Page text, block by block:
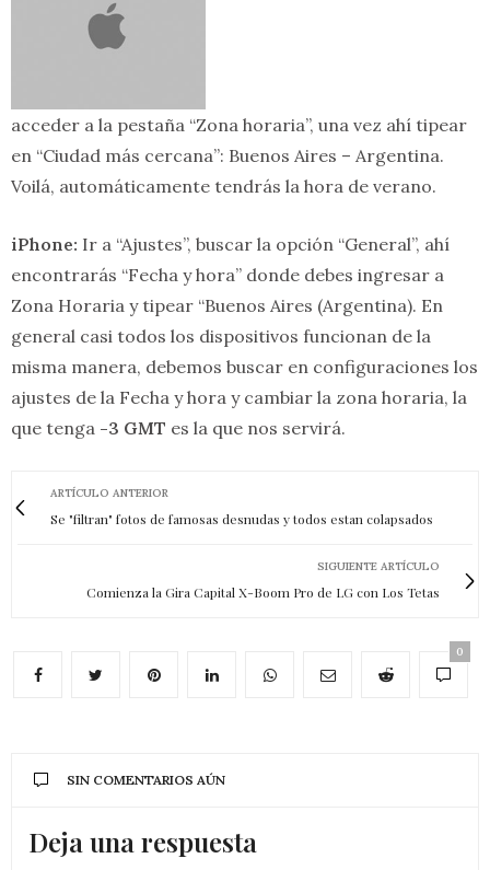
acceder a la pestaña “Zona horaria”, una vez ahí tipear
en “Ciudad más cercana”: Buenos Aires – Argentina.
Voilá, automáticamente tendrás la hora de verano.
iPhone: Ir a “Ajustes”, buscar la opción “General”, ahí
encontrarás “Fecha y hora” donde debes ingresar a
Zona Horaria y tipear “Buenos Aires (Argentina). En
general casi todos los dispositivos funcionan de la
misma manera, debemos buscar en configuraciones los
ajustes de la Fecha y hora y cambiar la zona horaria, la
que tenga -3 GMT es la que nos servirá.
ARTÍCULO ANTERIOR
Se "filtran" fotos de famosas desnudas y todos estan colapsados
SIGUIENTE ARTÍCULO
Comienza la Gira Capital X-Boom Pro de LG con Los Tetas
0
SIN COMENTARIOS AÚN
Deja una respuesta